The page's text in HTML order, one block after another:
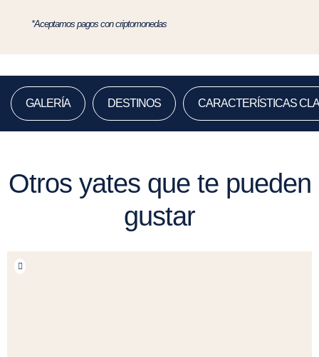
*Aceptamos pagos con criptomonedas
GALERÍA DESTINOS CARACTERÍSTICAS
Otros yates que te pueden
gustar